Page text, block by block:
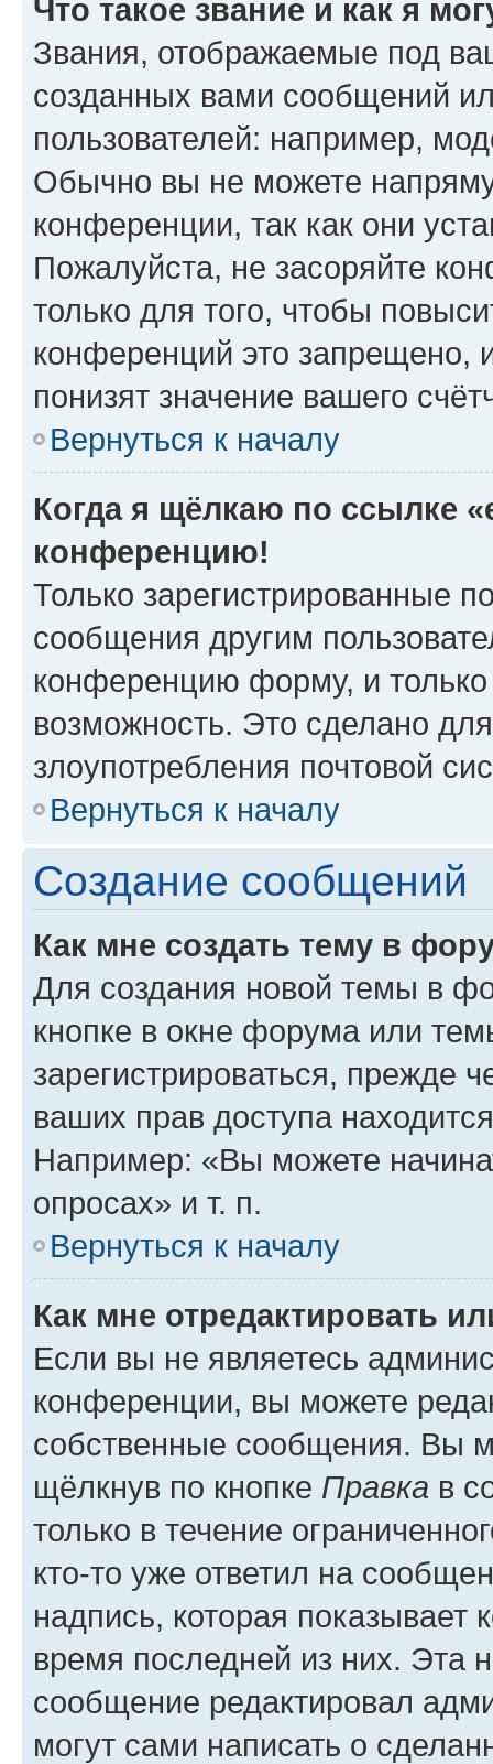
Что такое звание и как я
Звания, отображаемые под
созданных вами сообщений
пользователей: например,
Обычно вы не можете
конференции, так как они
Пожалуйста, не засоряйте
только для того, чтобы
конференций это запрещено,
понизят значение вашего
Вернуться к началу
Когда я щёлкаю по ссылке
конференцию!
Только зарегистрированные
сообщения другим
конференцию форму, и
возможность. Это сделано
злоупотребления почтовой
Вернуться к началу
Создание сообщений
Как мне создать тему в
Для создания новой темы в
кнопке в окне форума или
зарегистрироваться, прежде
ваших прав доступа
Например: «Вы можете
опросах» и т. п.
Вернуться к началу
Как мне отредактировать
Если вы не являетесь
конференции, вы можете
собственные сообщения. Вы
щёлкнув по кнопке Правка в
только в течение
кто-то уже ответил на
надпись, которая показывает
время последней из них. Эта
сообщение редактировал
могут сами написать о